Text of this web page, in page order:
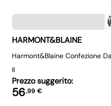
HARMONT&BLAINE
Harmont&blaine Confezione
II
Prezzo suggerito:
56,99 €